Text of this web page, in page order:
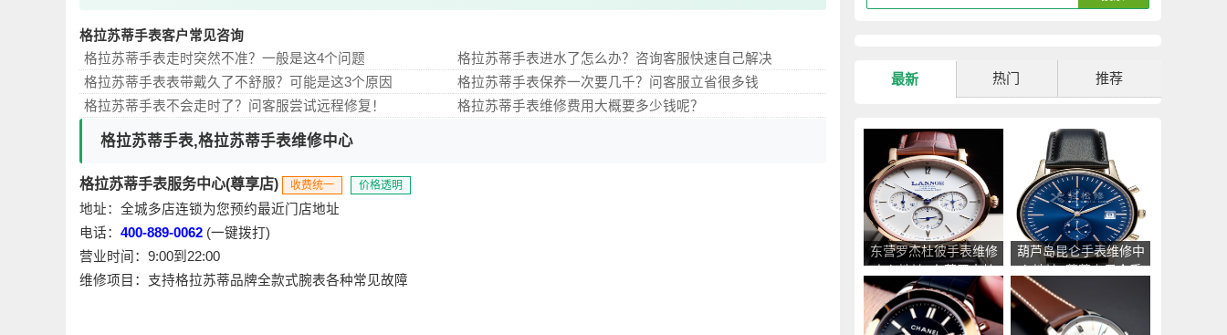
格拉苏蒂手表客户常见咨询
格拉苏蒂手表走时突然不准？一般是这4个问题
格拉苏蒂手表进水了怎么办？咨询客服快速自己解决
格拉苏蒂手表表带戴久了不舒服？可能是这3个原因
格拉苏蒂手表保养一次要几千？问客服立省很多钱
格拉苏蒂手表不会走时了？问客服尝试远程修复！
格拉苏蒂手表维修费用大概要多少钱呢？
格拉苏蒂手表,格拉苏蒂手表维修中心
格拉苏蒂手表服务中心(尊享店) 收费统一 价格透明
地址：全城多店连锁为您预约最近门店地址
电话： 400-889-0062 (一键拨打)
营业时间：9:00到22:00
维修项目：支持格拉苏蒂品牌全款式腕表各种常见故障
最新 热门 推荐
东营罗杰杜彼手表维修
中心地址_东营罗杰杜
彼手表售后服务点查询
葫芦岛昆仑手表维修中
心地址_葫芦岛昆仑手
表售后服务点查询